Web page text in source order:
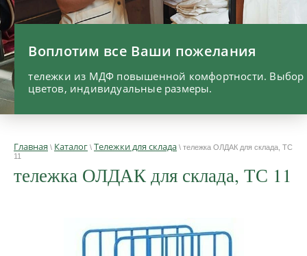
Воплотим все Ваши пожелания
тележки из МДФ повышенной комфортности. Выбор
цветов, индивидуальные размеры.
Главная \ Каталог \ Тележки для склада \ тележка ОЛДАК для склада, ТС
11
тележка ОЛДАК для склада, ТС 11